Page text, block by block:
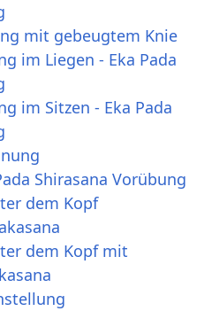
mit gebeugtem Knie
im Liegen - Eka Pada
im Sitzen - Eka Pada
Shirasana Vorübung
dem Kopf
dem Kopf mit